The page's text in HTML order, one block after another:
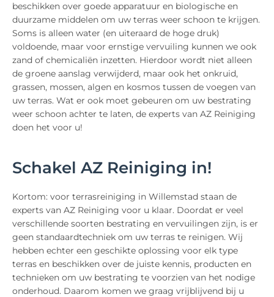
beschikken over goede apparatuur en biologische en
duurzame middelen om uw terras weer schoon te krijgen.
Soms is alleen water (en uiteraard de hoge druk)
voldoende, maar voor ernstige vervuiling kunnen we ook
zand of chemicaliën inzetten. Hierdoor wordt niet alleen
de groene aanslag verwijderd, maar ook het onkruid,
grassen, mossen, algen en kosmos tussen de voegen van
uw terras. Wat er ook moet gebeuren om uw bestrating
weer schoon achter te laten, de experts van AZ Reiniging
doen het voor u!
Schakel AZ Reiniging in!
Kortom: voor terrasreiniging in Willemstad staan de
experts van AZ Reiniging voor u klaar. Doordat er veel
verschillende soorten bestrating en vervuilingen zijn, is er
geen standaardtechniek om uw terras te reinigen. Wij
hebben echter een geschikte oplossing voor elk type
terras en beschikken over de juiste kennis, producten en
technieken om uw bestrating te voorzien van het nodige
onderhoud. Daarom komen we graag vrijblijvend bij u